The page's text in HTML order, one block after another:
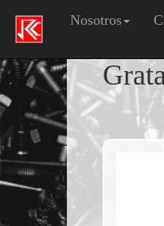
Nosotros